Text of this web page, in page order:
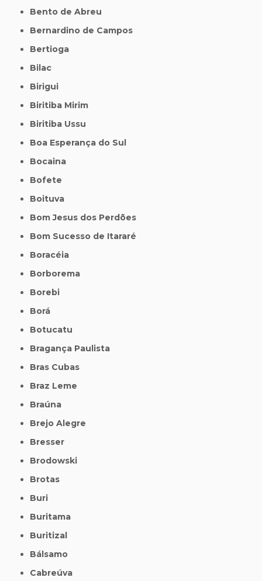
Bento de Abreu
Bernardino de Campos
Bertioga
Bilac
Birigui
Biritiba Mirim
Biritiba Ussu
Boa Esperança do Sul
Bocaina
Bofete
Boituva
Bom Jesus dos Perdões
Bom Sucesso de Itararé
Boracéia
Borborema
Borebi
Borá
Botucatu
Bragança Paulista
Bras Cubas
Braz Leme
Braúna
Brejo Alegre
Bresser
Brodowski
Brotas
Buri
Buritama
Buritizal
Bálsamo
Cabreúva